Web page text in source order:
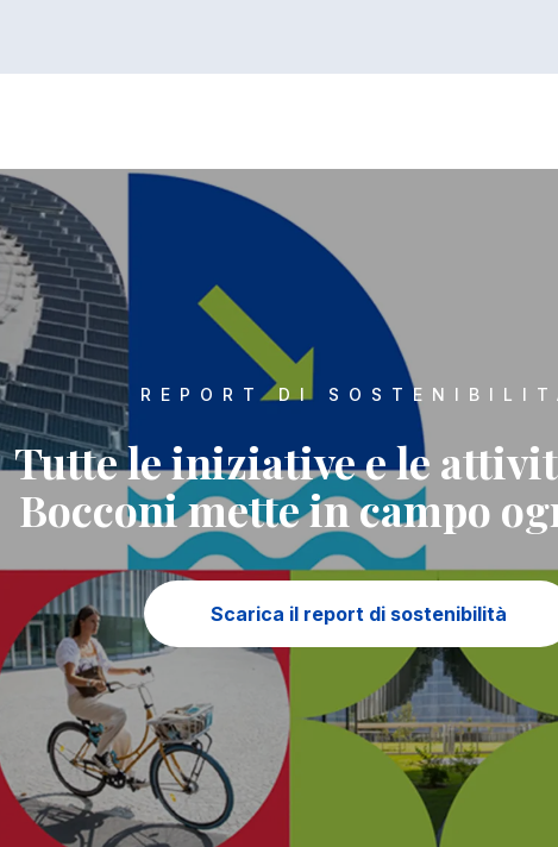
REPORT DI
Tutte le iniziative e le
Bocconi mette in campo
Scarica il report di sostenibilità